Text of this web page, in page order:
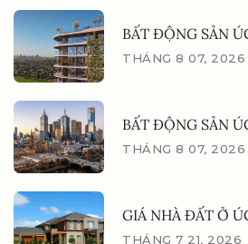
BẤT ĐỘNG SẢN
THÁNG 8 07, 2026
BẤT ĐỘNG SẢN
THÁNG 8 07, 2026
GIÁ NHÀ ĐẤT Ở
THÁNG 7 21, 2026